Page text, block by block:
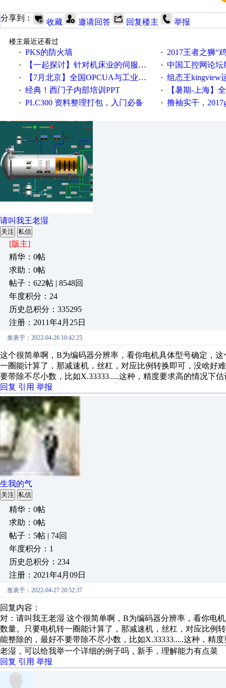
分享到： 收藏 邀请回答 回复楼主 举报
楼主最近还看过
· PKS的防火墙 · 2017王者之狮“鸡”情签到
· 【一起探讨】针对机床业的伺服系统发展，您的期望是什么？ · 中国工控网论坛版
· 【7月北京】全国OPCUA与工业互联技术培训班通知！ · 组态王kingview
· 经典！西门子内部培训PPT · 【暑期-上海】全国工业
· PLC300 资料整理打包，入门必备 · 撸袖实干，2017gongkong®第
请叫我王老湿
关注 私信
[版主]
精华：0帖
求助：0帖
帖子：622帖 | 8548回
年度积分：24
历史总积分：335295
注册：2011年4月25日
发表于：2022-04-26 10:42:25
这个很简单啊，B为编码器分辨率，看你电机具体型号确定，
一圈能计算了，那减速机，丝杠，对应比例转换即可，没啥好
要带除不尽小数，比如X.33333.....这种，精度要求高的情况下
回复 引用 举报
生我的气
关注 私信
精华：0帖
求助：0帖
帖子：5帖 | 74回
年度积分：1
历史总积分：234
注册：2021年4月09日
发表于：2022-04-27 20:52:37
回复内容：
对：请叫我王老湿 这个很简单啊，B为编码器分辨率，看你电
数量。只要电机转一圈能计算了，那减速机，丝杠，对应比例
能整除的，最好不要带除不尽小数，比如X.33333.....这种，
老湿，可以给我举一个详细的例子吗，新手，理解能力有点菜
回复 引用 举报